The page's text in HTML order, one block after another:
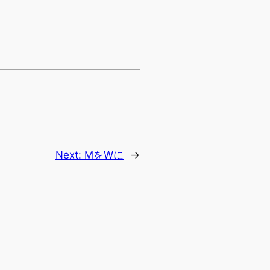
Next: MをWに →